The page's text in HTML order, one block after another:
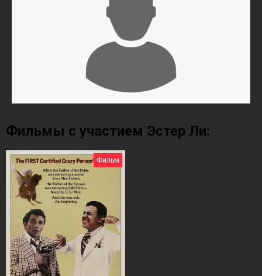
Фильмы с участием Эстер Ли:
Фильм